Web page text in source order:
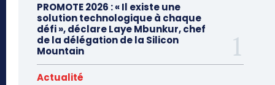
PROMOTE 2026 : « Il existe une
solution technologique à chaque
défi », déclare Laye Mbunkur, chef
de la délégation de la Silicon
Mountain
Actualité